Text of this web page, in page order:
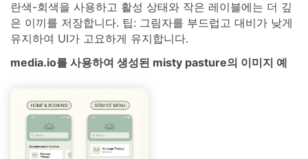
란색-회색을 사용하고 활성 상태와 작은 레이블에는 더 깊
은 이끼를 저장합니다. 팁: 그림자를 부드럽고 대비가 낮게
유지하여 UI가 고요하게 유지합니다.
media.io를 사용하여 생성된 misty pasture의 이미지 예